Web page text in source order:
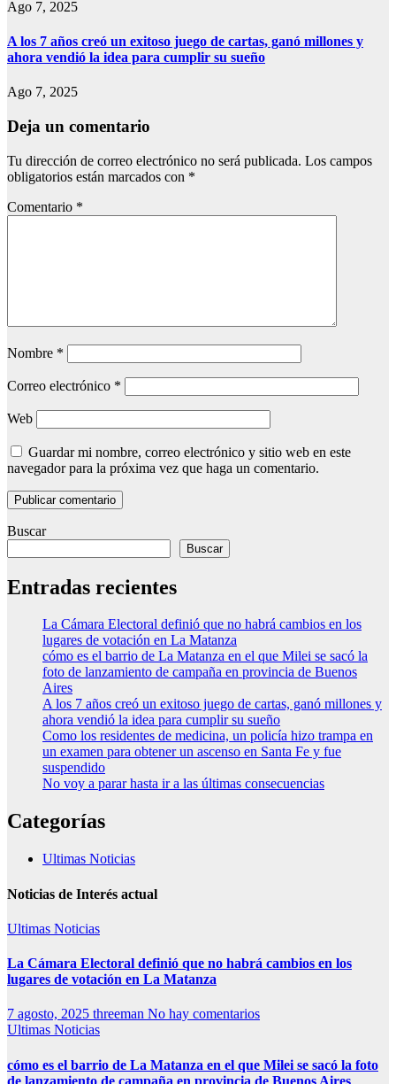
Ago 7, 2025
A los 7 años creó un exitoso juego de cartas, ganó millones y
ahora vendió la idea para cumplir su sueño
Ago 7, 2025
Deja un comentario
Tu dirección de correo electrónico no será publicada. Los campos
obligatorios están marcados con *
Comentario *
Nombre *
Correo electrónico *
Web
Guardar mi nombre, correo electrónico y sitio web en este
navegador para la próxima vez que haga un comentario.
Buscar
Buscar
Entradas recientes
La Cámara Electoral definió que no habrá cambios en los
lugares de votación en La Matanza
cómo es el barrio de La Matanza en el que Milei se sacó la
foto de lanzamiento de campaña en provincia de Buenos
Aires
A los 7 años creó un exitoso juego de cartas, ganó millones y
ahora vendió la idea para cumplir su sueño
Como los residentes de medicina, un policía hizo trampa en
un examen para obtener un ascenso en Santa Fe y fue
suspendido
No voy a parar hasta ir a las últimas consecuencias
Categorías
Ultimas Noticias
Noticias de Interés actual
Ultimas Noticias
La Cámara Electoral definió que no habrá cambios en los
lugares de votación en La Matanza
7 agosto, 2025 threeman No hay comentarios
Ultimas Noticias
cómo es el barrio de La Matanza en el que Milei se sacó la foto
de lanzamiento de campaña en provincia de Buenos Aires